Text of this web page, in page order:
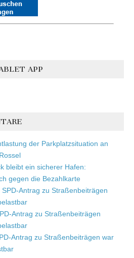
APP
der Parkplatzsituation an
bleibt ein sicherer Hafen:
gegen die Bezahlkarte
SPD-Antrag zu Straßenbeiträgen
Antrag zu Straßenbeiträgen
Antrag zu Straßenbeiträgen war